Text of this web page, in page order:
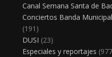
Canal Semana Santa de
Conciertos Banda
(191)
DUSI (23)
Especiales y reportajes